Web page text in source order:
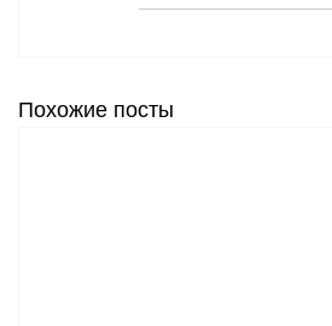
Похожие посты